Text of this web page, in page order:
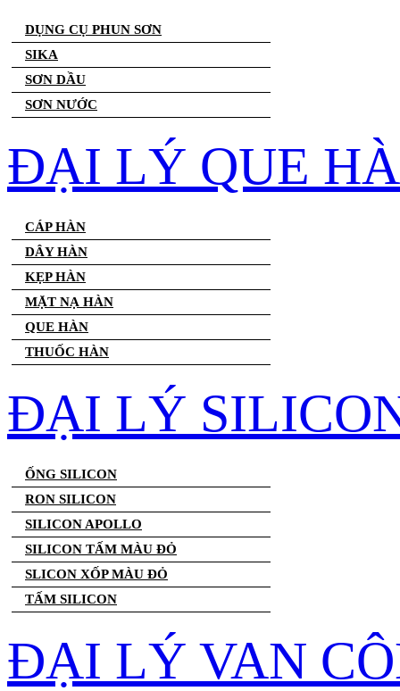
DỤNG CỤ PHUN SƠN
SIKA
SƠN DẦU
SƠN NƯỚC
ĐẠI LÝ QUE
CÁP HÀN
DÂY HÀN
KẸP HÀN
MẶT NẠ HÀN
QUE HÀN
THUỐC HÀN
ĐẠI LÝ
ỐNG SILICON
RON SILICON
SILICON APOLLO
SILICON TẤM MÀU ĐỎ
SLICON XỐP MÀU ĐỎ
TẤM SILICON
ĐẠI LÝ VAN